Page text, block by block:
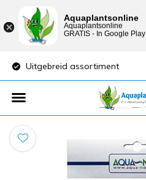
Uitgebreid assortiment
Aquaplantsonline
Aquaplantsonline
GRATIS - In Google Play